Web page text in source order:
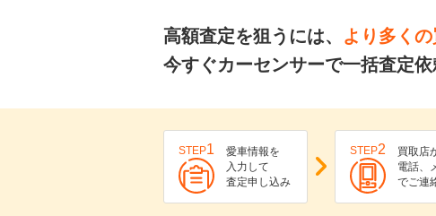
高額査定を狙うには、 より多く
今すぐカーセンサーで一括査定
STEP1
愛車情報を
入力して
査定申し込み
STEP2
買取店
電話、
でご連